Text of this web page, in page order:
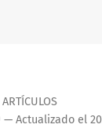
cosa: distopías
ARTÍCULOS
— Actualizado el